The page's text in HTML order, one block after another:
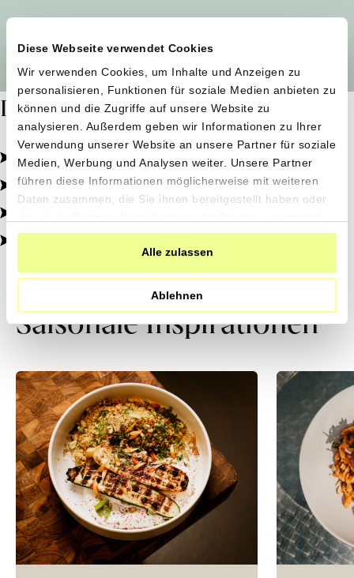
Diese Webseite verwendet Cookies
Wir verwenden Cookies, um Inhalte und Anzeigen zu
personalisieren, Funktionen für soziale Medien anbieten zu
können und die Zugriffe auf unsere Website zu
analysieren. Außerdem geben wir Informationen zu Ihrer
Verwendung unserer Website an unsere Partner für soziale
Medien, Werbung und Analysen weiter. Unsere Partner
führen diese Informationen möglicherweise mit weiteren
Daten zusammen, die Sie ihnen bereitgestellt haben oder
haben.
Alle zulassen
Ablehnen
Dafür stehen wir
Pestizidfrei angebaut, schonend verarbeitet.
Natürliche Zutaten, echter Geschmack.
Von kleinen Höfen, direkt zu dir.
100% transparent, 0% Zusatzstoffe.
Saisonale Inspirationen